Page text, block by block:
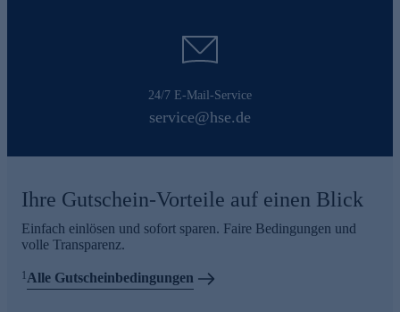
24/7 E-Mail-Service
service@hse.de
Ihre Gutschein-Vorteile auf einen Blick
Einfach einlösen und sofort sparen. Faire Bedingungen und
volle Transparenz.
1 Alle Gutscheinbedingungen